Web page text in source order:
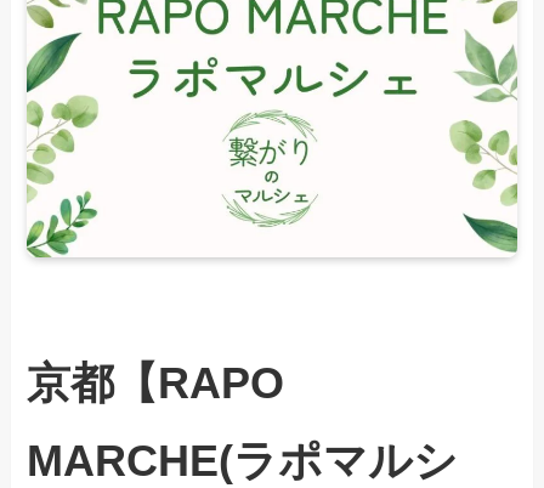
京都【RAPO
MARCHE(ラポマルシ